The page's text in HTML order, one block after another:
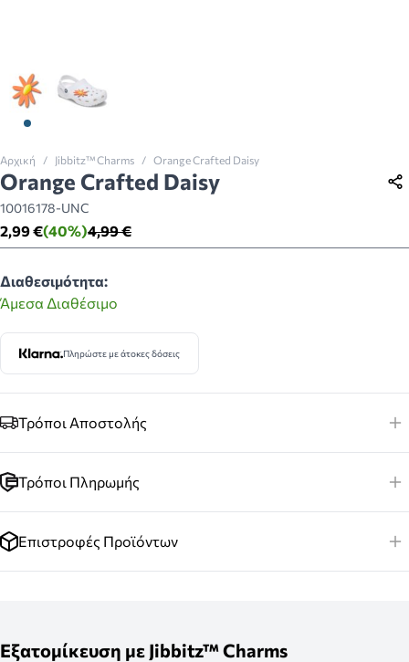
View larger image
Αρχική / Jibbitz™ Charms / Orange Crafted Daisy
Orange Crafted Daisy
10016178-UNC
4,99 €
(40%)
2,99 €
Διαθεσιμότητα:
Άμεσα Διαθέσιμο
Πληρώστε με άτοκες δόσεις
Τρόποι Αποστολής
Τρόποι Πληρωμής
Επιστροφές Προϊόντων
Εξατομίκευση με Jibbitz™ Charms